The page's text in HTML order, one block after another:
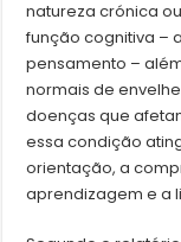
natureza crónica
função cognitiva –
pensamento –
normais de
doenças que
essa condição
orientação, a
aprendizagem e a